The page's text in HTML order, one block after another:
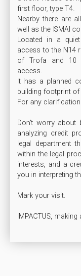
first floor, type T4.
Nearby there are
well as the ISMAI
Located in a
access to the N14
of Trofa and 10
access.
It has a planned
building footprint of
For any
Don't worry about
analyzing credit
legal department
within the legal
interests, and a
you in interpreting
Mark your visit.
IMPACTUS,